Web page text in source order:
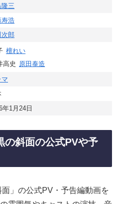
三
寿浩
郎
檀れい
高史
原田泰造
マ
年1月24日
の斜面の公式PVや予
面」の公式PV・予告編動画を